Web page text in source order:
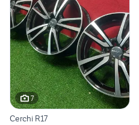
7
Cerchi R17